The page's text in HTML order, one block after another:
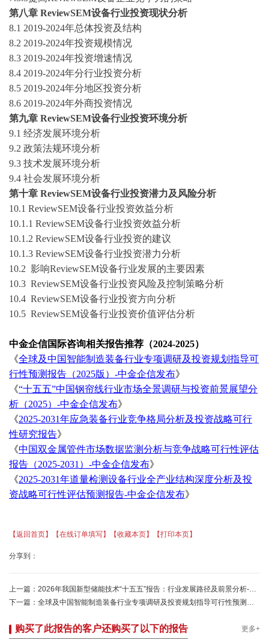
第八章 ReviewSEM设备行业投资现状分析
8.1 2019-2024年总体投资及结构
8.2 2019-2024年投资规模情况
8.3 2019-2024年投资增速情况
8.4 2019-2024年分行业投资分析
8.5 2019-2024年分地区投资分析
8.6 2019-2024年外商投资情况
第九章 ReviewSEM设备行业投资环境分析
9.1 经济发展环境分析
9.2 政策法规环境分析
9.3 技术发展环境分析
9.4 社会发展环境分析
第十章 ReviewSEM设备行业投资潜力及风险分析
10.1 ReviewSEM设备行业投资效益分析
10.1.1 ReviewSEM设备行业投资效益分析
10.1.2 ReviewSEM设备行业投资的建议
10.1.3 ReviewSEM设备行业投资潜力分析
10.2 影响ReviewSEM设备行业发展的主要因素
10.3 ReviewSEM设备行业投资风险及控制策略分析
10.4 ReviewSEM设备行业投资方向分析
10.5 ReviewSEM设备行业投资价值评估分析
中金企信国际咨询相关报告推荐（2024-2025）
《全球及中国智能制造装备行业专项调研及投资规划指导可
行性预测报告（2025版）-中金企信发布》
《“十五五”中国钢帘线行业市场全景调研与投资前景展望分
析（2025）-中金企信发布》
《2025-2031年应急装备行业竞争格局分析及投资战略可行
性研究报告》
《中国双金属管件市场数据监测分析与竞争战略可行性评估
报告（2025-2031）-中金企信发布》
《2025-2031年道量检测设备行业全产业结构深度分析及投
资战略可行性评估预测报告-中金企信发布》
【返回首页】 【在线订单填写】 【收藏本页】 【打印本页】
分享到：
上一篇： 2026年我国新型储能技术“十五五”报告：行业发展路径及前景分析-中金企信发布
下一篇： 全球及中国智能制造装备行业专项调研及投资规划指导可行性预测报告（2025版）-中金企信发布
购买了此报告的客户还购买了以下的报告 更多+